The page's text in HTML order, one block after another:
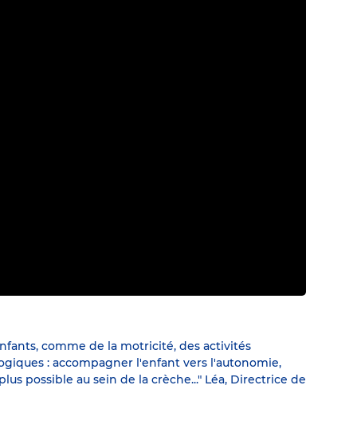
comme de la motricité, des activités
: accompagner l'enfant vers l'autonomie,
possible au sein de la crèche..." Léa, Directrice de